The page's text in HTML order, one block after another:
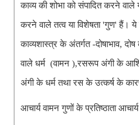
काव्य की शोभा को संपादित करने
करने वाले तत्व या विशेषता 'गुण' हैं। ये
काव्यशास्त्र के अंतर्गत -दोषाभाव,
वाले धर्म  (वामन ),रसरूप अंगी के
अंगी के धर्म तथा रस के उत्कर्ष के
आचार्य वामन गुणों के प्रतिष्ठाता